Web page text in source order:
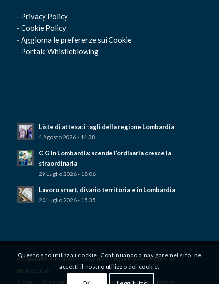
- Privacy Policy
- Cookie Policy
- Aggiorna le preferenze sui Cookie
- Portale Whistleblowing
Liste di attesa: i tagli della regione Lombardia
4 Agosto 2026 - 14:38
CIG in Lombardia: scende l’ordinaria cresce la
straordinaria
29 Luglio 2026 - 18:06
Lavoro smart, divario territoriale in Lombardia
20 Luglio 2026 - 15:35
© Copyright - UIL Milano Lombardia - Codice Fiscale - Partita IVA
80149630156
Home
Chi siamo Dove siamo / territorio Le categorie
Questo sito utilizza i cookie. Continuando a navigare nel sito, ne
accetti il ​​nostro utilizzo dei cookie.